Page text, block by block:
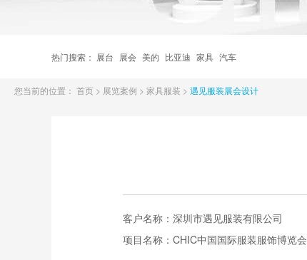
热门搜索： 展台 展会 美的 比亚迪 家具 汽车
您当前的位置： 首页 > 展览案例 > 家具服装 > 遇见服装展会设计
客户名称： 深圳市遇见服装有限公司
项目名称： CHIC中国国际服装服饰博览会